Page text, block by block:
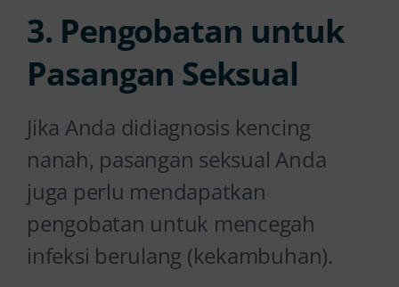
3. Pengobatan untuk
Pasangan Seksual
Jika Anda didiagnosis kencing
nanah, pasangan seksual Anda
juga perlu mendapatkan
pengobatan untuk mencegah
infeksi berulang (kekambuhan).